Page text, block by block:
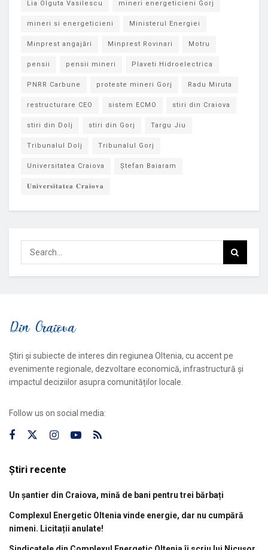
Lia Olguta Vasilescu mineri energeticieni Gorj
mineri si energeticieni Ministerul Energiei
Minprest angajări Minprest Rovinari Motru
pensii pensii mineri Plaveti Hidroelectrica
PNRR Carbune proteste mineri Gorj Radu Miruta
restructurare CEO sistem ECMO stiri din Craiova
stiri din Dolj stiri din Gorj Targu Jiu
Tribunalul Dolj Tribunalul Gorj
Universitatea Craiova Ștefan Baiaram
𝐔𝐧𝐢𝐯𝐞𝐫𝐬𝐢𝐭𝐚𝐭𝐞𝐚 𝐂𝐫𝐚𝐢𝐨𝐯𝐚
Știri și subiecte de interes din regiunea Oltenia, cu accent pe
evenimente regionale, dezvoltare economică, infrastructură și
impactul deciziilor asupra comunităților locale.
Follow us on social media:
Știri recente
Un șantier din Craiova, mină de bani pentru trei bărbați
Complexul Energetic Oltenia vinde energie, dar nu cumpără
nimeni. Licitații anulate!